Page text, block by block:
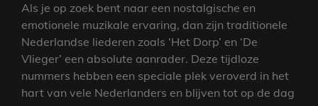
Als je op zoek bent naar een nostalgische en
emotionele muzikale ervaring, dan zijn traditionele
Nederlandse liederen zoals ‘Het Dorp’ en ‘De
Vlieger’ een absolute aanrader. Deze tijdloze
nummers hebben een speciale plek veroverd in het
hart van vele Nederlanders en blijven tot op de dag